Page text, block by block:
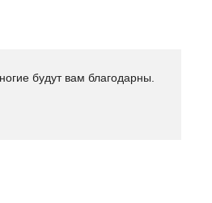
будут вам благодарны.